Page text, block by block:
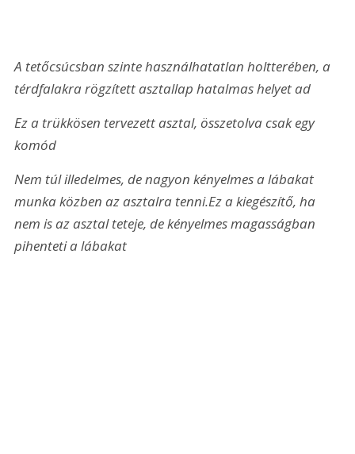
A tetőcsúcsban szinte használhatatlan holtterében, a
térdfalakra rögzített asztallap hatalmas helyet ad
Ez a trükkösen tervezett asztal, összetolva csak egy
komód
Nem túl illedelmes, de nagyon kényelmes a lábakat
munka közben az asztalra tenni.Ez a kiegészítő, ha
nem is az asztal teteje, de kényelmes magasságban
pihenteti a lábakat